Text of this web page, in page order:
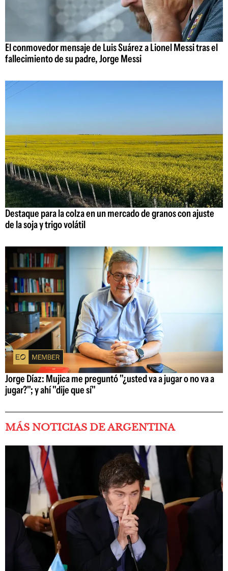
El conmovedor mensaje de Luis Suárez a Lionel Messi tras el
fallecimiento de su padre, Jorge Messi
Destaque para la colza en un mercado de granos con ajuste
de la soja y trigo volátil
Jorge Díaz: Mujica me preguntó "¿usted va a jugar o no va a
jugar?"; y ahí "dije que sí"
MÁS NOTICIAS DE ARGENTINA